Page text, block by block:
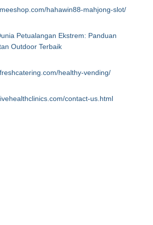
hahawin88-mahjong-slot/
Petualangan Ekstrem: Panduan
Outdoor Terbaik
healthy-vending/
contact-us.html